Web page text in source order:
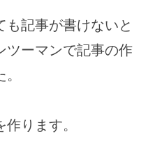
も記事が書けないと
ツーマンで記事の作
ります。